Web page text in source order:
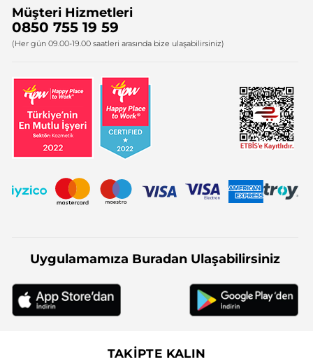
Bize Ulaşın
Firma Bilgileri
Müşteri Hizmetleri
0850 755 19 59
(Her gün 09.00-19.00 saatleri arasında bize ulaşabilirsiniz)
Uygulamamıza Buradan Ulaşabilirsiniz
TAKİPTE KALIN